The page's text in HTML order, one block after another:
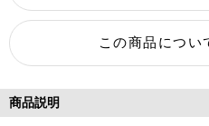
商品説明